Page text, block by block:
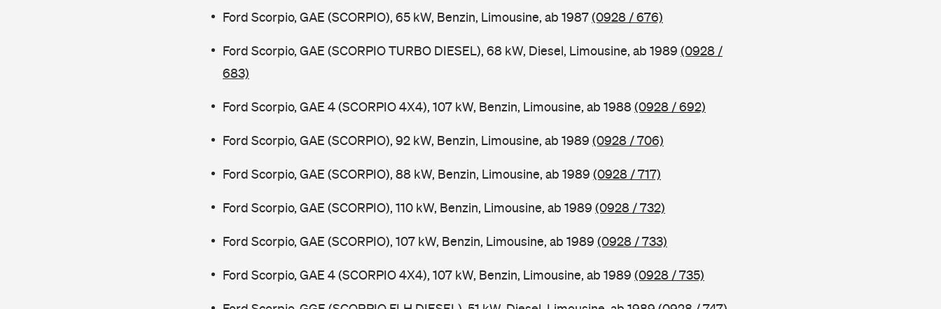
Ford Scorpio, GAE (SCORPIO), 65 kW, Benzin, Limousine, ab 1987(0928 / 676)
Ford Scorpio, GAE (SCORPIO TURBO DIESEL), 68 kW, Diesel, Limousine, ab 1989 (0928 /
683)
Ford Scorpio, GAE 4 (SCORPIO 4X4), 107 kW, Benzin, Limousine, ab 1988(0928 / 692)
Ford Scorpio, GAE (SCORPIO), 92 kW, Benzin, Limousine, ab 1989 (0928 / 706)
Ford Scorpio, GAE (SCORPIO), 88 kW, Benzin, Limousine, ab 1989 (0928 / 717)
Ford Scorpio, GAE (SCORPIO), 110 kW, Benzin, Limousine, ab 1989 (0928 / 732)
Ford Scorpio, GAE (SCORPIO), 107 kW, Benzin, Limousine, ab 1989 (0928 / 733)
Ford Scorpio, GAE 4 (SCORPIO 4X4), 107 kW, Benzin, Limousine, ab 1989 (0928 / 735)